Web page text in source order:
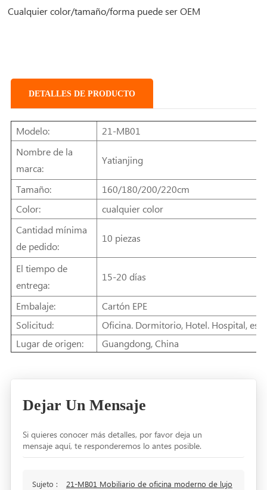
Cualquier color/tamaño/forma puede ser OEM
DETALLES DE PRODUCTO
Modelo:
21-MB01
Nombre de la
marca:
Yatianjing
Tamaño:
160/180/200/220cm
Color:
cualquier color
Cantidad mínima
de pedido:
10 piezas
El tiempo de
entrega:
15-20 días
Embalaje:
Cartón EPE
Solicitud:
Oficina. Dormitorio, Hotel. Hospital,
Lugar de origen:
Guangdong, China
Dejar Un Mensaje
Si quieres conocer más detalles, por favor deja un
mensaje aquí, te responderemos lo antes posible.
Sujeto : 21-MB01 Mobiliario de oficina moderno de lujo